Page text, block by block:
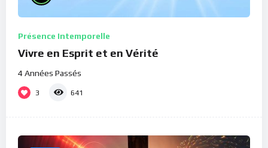
Présence Intemporelle
Vivre en Esprit et en Vérité
4 Années Passés
3 641